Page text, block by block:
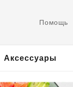
Помощь
Аксессуары